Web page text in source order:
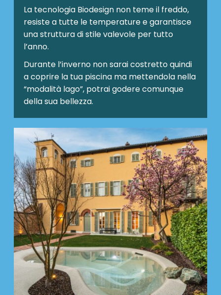
La tecnologia Biodesign non teme il freddo,
resiste a tutte le temperature e garantisce
una struttura di stile valevole per tutto
l’anno.
Durante l’inverno non sarai costretto quindi
a coprire la tua piscina ma mettendola nella
“modalità lago”, potrai godere comunque
della sua bellezza.